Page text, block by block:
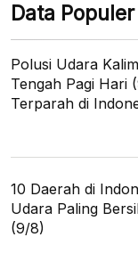
Data Populer
Polusi Udara
Tengah Pagi Hari
Terparah di
10 Daerah di
Udara Paling
(9/8)